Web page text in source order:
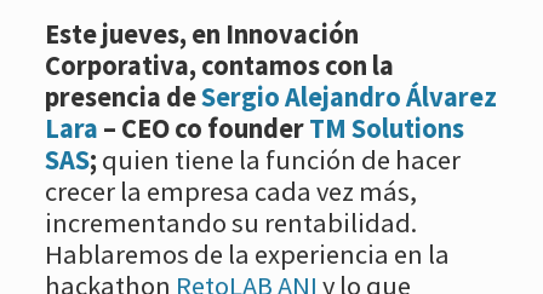
Este jueves, en Innovación
Corporativa, contamos con la
presencia deSergio Alejandro Álvarez
Lara – CEO co founderTM Solutions
SAS;quien tiene la función de hacer
crecer la empresa cada vez más,
incrementando su rentabilidad.
Hablaremos de la experiencia en la
hackathon RetoLAB ANI y lo que